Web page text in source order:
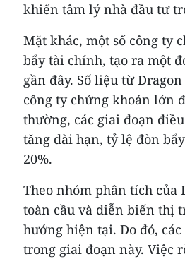
khiến tâm lý nhà đầu tư
Mặt khác, một số công ty
bẩy tài chính, tạo ra một
gần đây. Số liệu từ
công ty chứng khoán lớn
thường, các giai đoạn
tăng dài hạn, tỷ lệ đòn
20%.
Theo nhóm phân tích của
toàn cầu và diễn biến thị
hướng hiện tại. Do đó,
trong giai đoạn này. Việc